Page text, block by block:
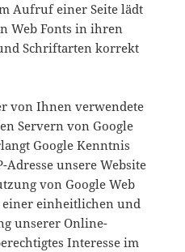
Aufruf einer Seite lädt
Web Fonts in ihren
Schriftarten korrekt
von Ihnen verwendete
Servern von Google
Google Kenntnis
unsere Website
von Google Web
einer einheitlichen und
unserer Online-
Interesse im